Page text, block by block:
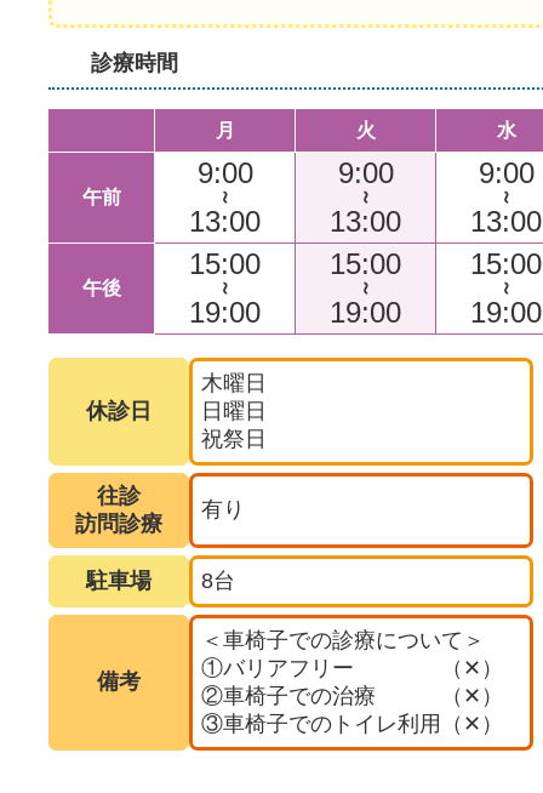
診療時間
月 火 水
午前
9:00
～
13:00
9:00
～
13:00
9:00
～
13:00
午後
15:00
～
19:00
15:00
～
19:00
15:00
～
19:00
休診日
木曜日
日曜日
祝祭日
往診
訪問診療
有り
駐車場 8台
備考
＜車椅子での診療について＞
①バリアフリー （✕）
②車椅子での治療 （✕）
③車椅子でのトイレ利用（✕）